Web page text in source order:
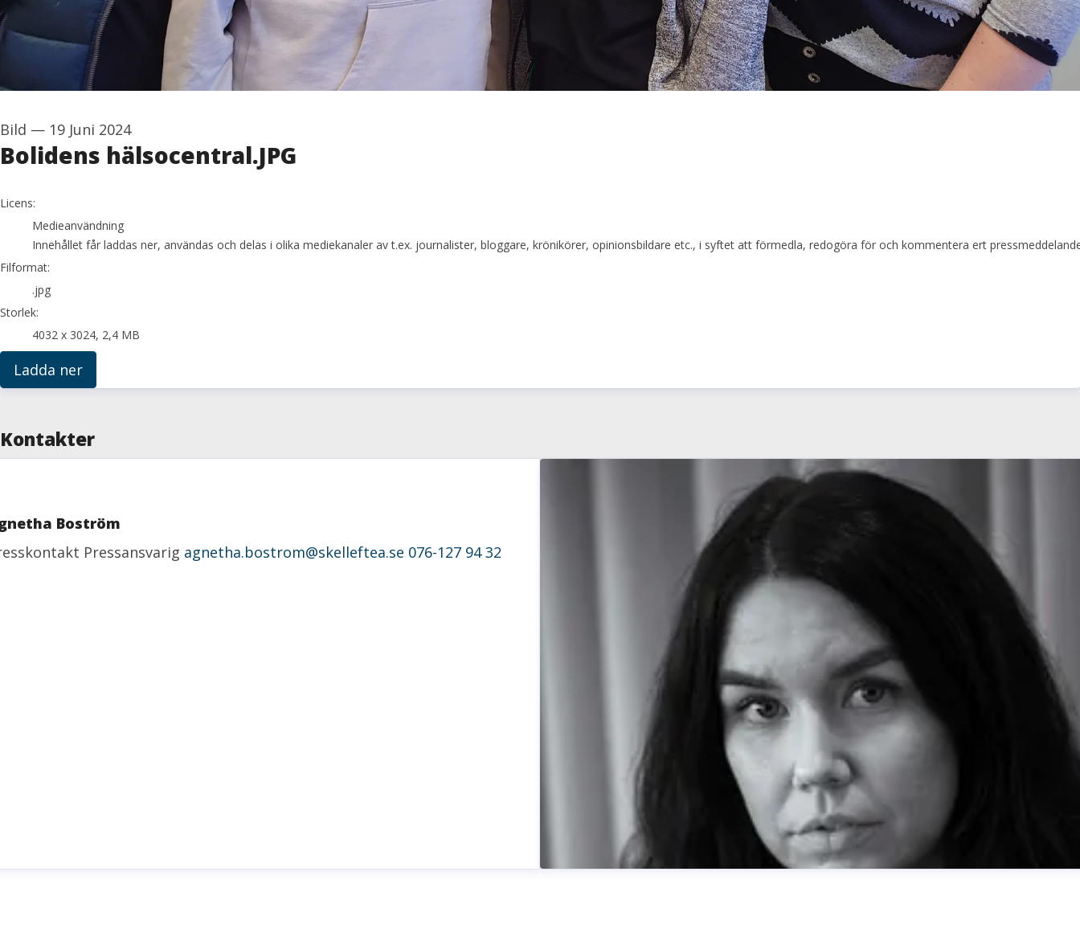
Bild — 19 Juni 2024
Bolidens hälsocentral.JPG
go to media item
Licens:
Medieanvändning
Innehållet får laddas ner, användas och delas i olika mediekanaler av t.ex. journalister, bloggare, krönikörer, opinionsbildare etc., i syftet att förmedla, redogöra för och kommentera ert
Filformat:
.jpg
Storlek:
4032 x 3024, 2,4 MB
Ladda ner
Kontakter
Boström
Pressansvarig agnetha.bostrom@skelleftea.se 076-127 94 32